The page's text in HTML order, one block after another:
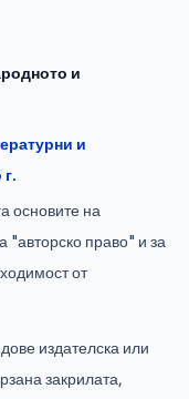
и
и
основите на
"авторско право" и за
от
издателска или
закрилата,